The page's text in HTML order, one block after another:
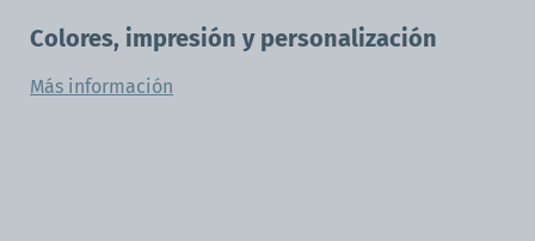
Colores, impresión y personalización
Más información